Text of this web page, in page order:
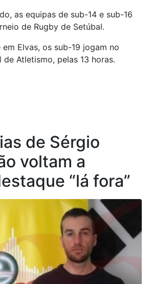
as equipas de sub-14 e sub-16
de Rugby de Setúbal.
Elvas, os sub-19 jogam no
de Atletismo, pelas 13 horas.
de Sérgio
voltam a
“lá fora”